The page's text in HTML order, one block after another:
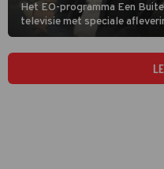
Het EO-programma Een
televisie met speciale
aankomende Tweede
Timmermans, Henri